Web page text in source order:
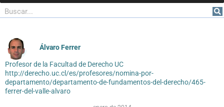
Buscar
Álvaro Ferrer
Profesor de la Facultad de Derecho UC
http://derecho.uc.cl/es/profesores/nomina-por-
departamento/departamento-de-fundamentos-del-derecho/465-
ferrer-del-valle-alvaro